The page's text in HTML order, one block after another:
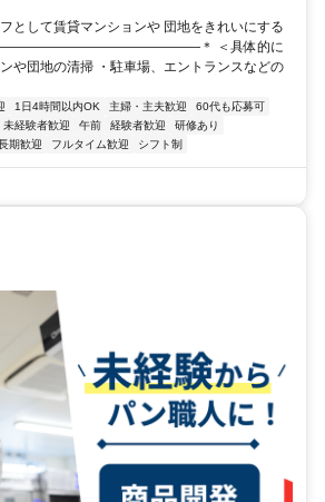
として賃貸マンションや 団地をきれいにする
―――――――――――――――――＊ ＜具体的に
や団地の清掃 ・駐車場、エントランスなどの
1日4時間以内OK 主婦・主夫歓迎
60代も応募可
未経験者歓迎 午前 経験者歓迎
研修あり
期歓迎 フルタイム歓迎 シフト制